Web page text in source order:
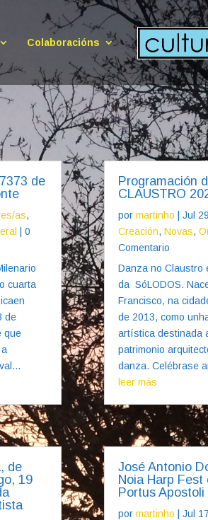
Colaboracións
de
as,
| 0
cuarta
de
que
de
19
Programación
CLAUSTRO
por martinho Jul
Creación, Novas,
Comentario
Danza no Claustro
da SóLODOS.
Francisco, na
de 2013, como
artística destinada
patrimonio
danza. Celébrase
leer más
José Antonio
Noia Harp
Portus Apostoli
por martinho Jul